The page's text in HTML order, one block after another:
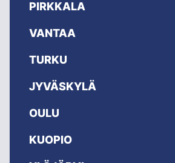
PIRKKALA
VANTAA
TURKU
JYVÄSKYLÄ
OULU
KUOPIO